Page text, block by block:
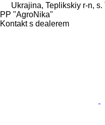
Ukrajina, Teplikskiy r-n, s.
PP "AgroNika"
Kontakt s dealerem